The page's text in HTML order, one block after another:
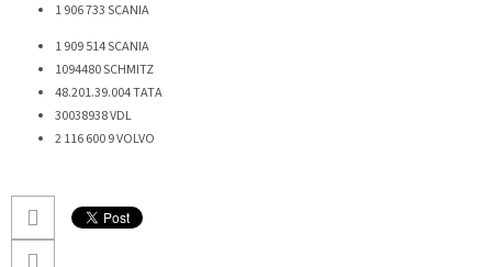
1 906 733SCANIA
1 909 514SCANIA
1094480SCHMITZ
48.201.39.004TATA
30038938VDL
2 116 600 9VOLVO